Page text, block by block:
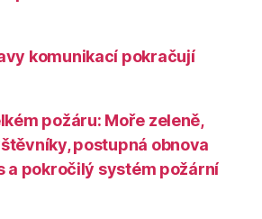
komunikací pokračují
požáru: Moře zeleně,
postupná obnova
pokročilý systém požární